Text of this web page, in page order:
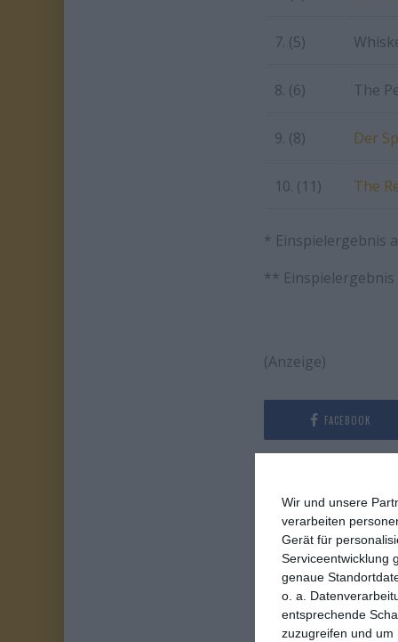
Wir und unsere
verarbeiten
Gerät für
Serviceentwicklung
genaue
o. a.
entsprechende
zuzugreifen und um
7. (5)
8. (6) The
9. (8) Der
10. (11) The
* Einspielergebnis
**
(Anzeige)
FACEBOOK